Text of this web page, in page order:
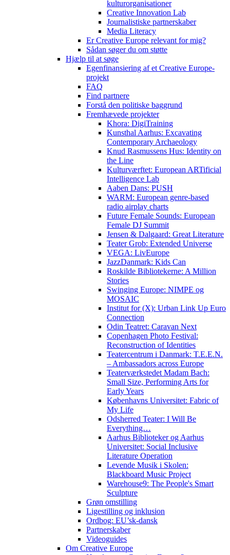
kulturorganisationer
Creative Innovation Lab
Journalistiske partnerskaber
Media Literacy
Er Creative Europe relevant for mig?
Sådan søger du om støtte
Hjælp til at søge
Egenfinansiering af et Creative Europe-
projekt
FAQ
Find partnere
Forstå den politiske baggrund
Fremhævede projekter
Khora: DigiTraining
Kunsthal Aarhus: Excavating
Contemporary Archaeology
Knud Rasmussens Hus: Identity on
the Line
Kulturværftet: European ARTificial
Intelligence Lab
Aaben Dans: PUSH
WARM: European genre-based
radio airplay charts
Future Female Sounds: European
Female DJ Summit
Jensen & Dalgaard: Great Literature
Teater Grob: Extended Universe
VEGA: LivEurope
JazzDanmark: Kids Can
Roskilde Bibliotekerne: A Million
Stories
Swinging Europe: NIMPE og
MOSAIC
Institut for (X): Urban Link Up Euro
Connection
Odin Teatret: Caravan Next
Copenhagen Photo Festival:
Reconstruction of Identities
Teatercentrum i Danmark: T.E.E.N.
– Ambassadors across Europe
Teaterværkstedet Madam Bach:
Small Size, Performing Arts for
Early Years
Københavns Universitet: Fabric of
My Life
Odsherred Teater: I Will Be
Everything…
Aarhus Biblioteker og Aarhus
Universitet: Social Inclusive
Literature Operation
Levende Musik i Skolen:
Blackboard Music Project
Warehouse9: The People's Smart
Sculpture
Grøn omstilling
Ligestilling og inklusion
Ordbog: EU’sk-dansk
Partnerskaber
Videoguides
Om Creative Europe